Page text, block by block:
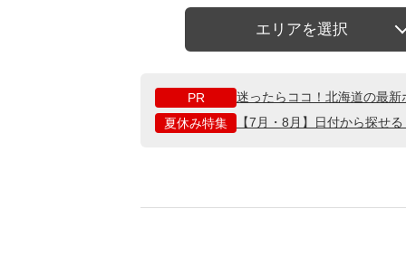
エリアを選択
PR
迷ったらココ！北海道の最
夏休み特集
【7月・8月】日付から探せ